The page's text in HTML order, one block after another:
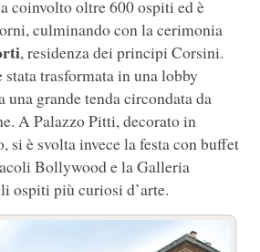
coinvolto oltre 600 ospiti ed è
culminando con la cerimonia
, residenza dei principi Corsini.
stata trasformata in una lobby
una grande tenda circondata da
A Palazzo Pitti, decorato in
si è svolta invece la festa con buffet
Bollywood e la Galleria
ospiti più curiosi d’arte.